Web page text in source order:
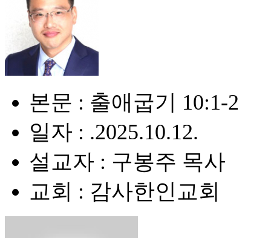
본문 : 출애굽기 10:1-2
일자 : .2025.10.12.
설교자 : 구봉주 목사
교회 : 감사한인교회